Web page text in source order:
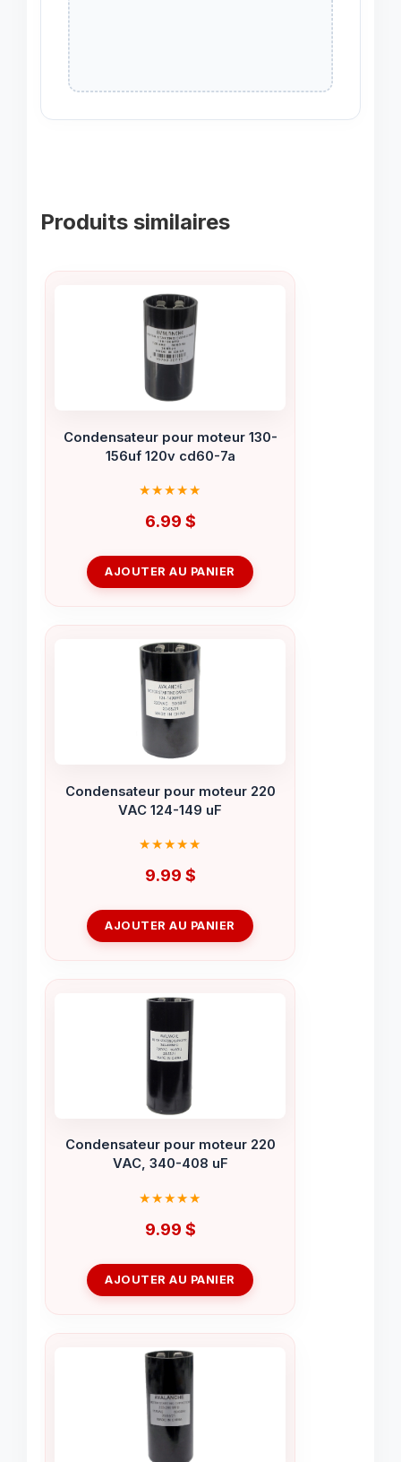
Produits similaires
Condensateur pour moteur 130-
156uf 120v cd60-7a
6.99 $
AJOUTER AU PANIER
Condensateur pour moteur 220
VAC 124-149 uF
9.99 $
AJOUTER AU PANIER
Condensateur pour moteur 220
VAC, 340-408 uF
9.99 $
AJOUTER AU PANIER